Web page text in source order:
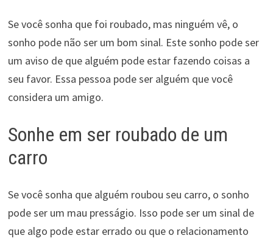
Se você sonha que foi roubado, mas ninguém vê, o
sonho pode não ser um bom sinal. Este sonho pode ser
um aviso de que alguém pode estar fazendo coisas a
seu favor. Essa pessoa pode ser alguém que você
considera um amigo.
Sonhe em ser roubado de um
carro
Se você sonha que alguém roubou seu carro, o sonho
pode ser um mau presságio. Isso pode ser um sinal de
que algo pode estar errado ou que o relacionamento